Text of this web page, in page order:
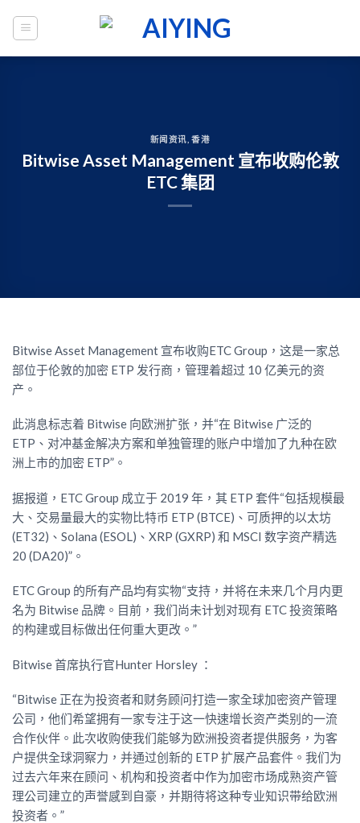
新闻资讯 ,香港
Bitwise Asset Management 宣布收购伦敦
ETC 集团
Bitwise Asset Management 宣布收购ETC Group，这是一家总
部位于伦敦的加密 ETP 发行商，管理着超过 10 亿美元的资
产。
此消息标志着 Bitwise 向欧洲扩张，并“在 Bitwise 广泛的
ETP、对冲基金解决方案和单独管理的账户中增加了九种在欧
洲上市的加密 ETP”。
据报道，ETC Group 成立于 2019 年，其 ETP 套件“包括规模最
大、交易量最大的实物比特币 ETP (BTCE)、可质押的以太坊
(ET32)、Solana (ESOL)、XRP (GXRP) 和 MSCI 数字资产精选
20 (DA20)”。
ETC Group 的所有产品均有实物“支持，并将在未来几个月内更
名为 Bitwise 品牌。目前，我们尚未计划对现有 ETC 投资策略
的构建或目标做出任何重大更改。”
Bitwise 首席执行官Hunter Horsley ：
“Bitwise 正在为投资者和财务顾问打造一家全球加密资产管理
公司，他们希望拥有一家专注于这一快速增长资产类别的一流
合作伙伴。此次收购使我们能够为欧洲投资者提供服务，为客
户提供全球洞察力，并通过创新的 ETP 扩展产品套件。我们为
过去六年来在顾问、机构和投资者中作为加密市场成熟资产管
理公司建立的声誉感到自豪，并期待将这种专业知识带给欧洲
投资者。”